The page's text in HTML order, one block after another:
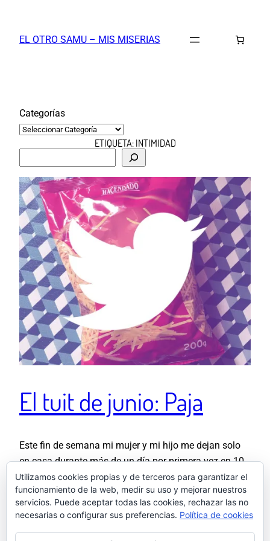
contenido
EL OTRO SAMU – MIS MISERIAS
Categorías
ETIQUETA:INTIMIDAD
s
c
a
r
El tuit de junio: Paja
Este fin de semana mi mujer y mi hijo me dejan solo
en casa durante más de un día por primera vez en 10
meses. Todos sabemos lo que eso significa.
pic.twitter.com/yO4MbP0dPP — El otro Samu
(@elotrosamu) June 3, 2022
Utilizamos cookies propias y de terceros para garantizar el
funcionamiento de la web, medir su uso y mejorar nuestros
servicios. Puede aceptar todas las cookies, rechazar las no
necesarias o configurar sus preferencias. Política de cookies